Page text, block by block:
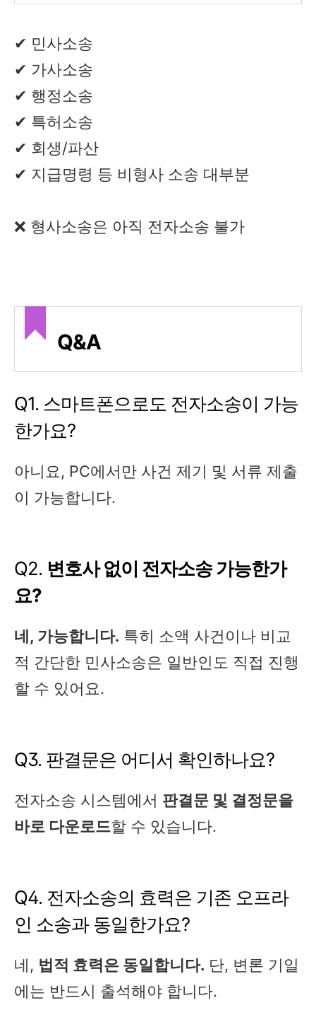
✔ 민사소송
✔ 가사소송
✔ 행정소송
✔ 특허소송
✔ 회생/파산
✔ 지급명령 등 비형사 소송 대부분
❌ 형사소송은 아직 전자소송 불가
Q&A
Q1. 스마트폰으로도 전자소송이 가능
한가요?
아니요, PC에서만 사건 제기 및 서류 제출
이 가능합니다.
Q2. 변호사 없이 전자소송 가능한가
요?
네, 가능합니다. 특히 소액 사건이나 비교
적 간단한 민사소송은 일반인도 직접 진행
할 수 있어요.
Q3. 판결문은 어디서 확인하나요?
전자소송 시스템에서 판결문 및 결정문을
바로 다운로드할 수 있습니다.
Q4. 전자소송의 효력은 기존 오프라
인 소송과 동일한가요?
네, 법적 효력은 동일합니다. 단, 변론 기일
에는 반드시 출석해야 합니다.